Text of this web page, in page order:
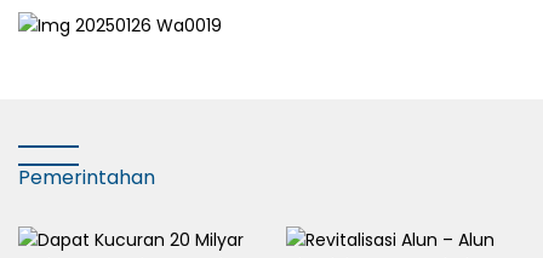
Pemerintahan